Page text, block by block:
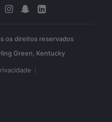
os direitos reservados